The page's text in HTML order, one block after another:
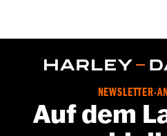
FLTRXSTSE Modelle erfordern
Befestigungsteile für die
FLTRXSTSE ’24 erfordert den
FLHXSTSE ab ’26 erfordern den
NEWSLETTER-
Auf dem